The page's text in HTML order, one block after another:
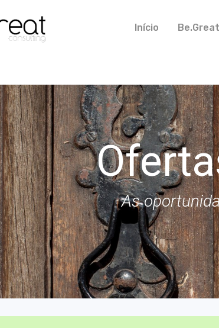
Início Be.Great
As